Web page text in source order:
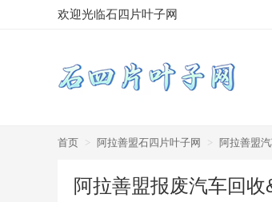
欢迎光临石四片叶子网
首页 > 阿拉善盟石四片叶子网 > 阿拉善盟
阿拉善盟报废汽车回